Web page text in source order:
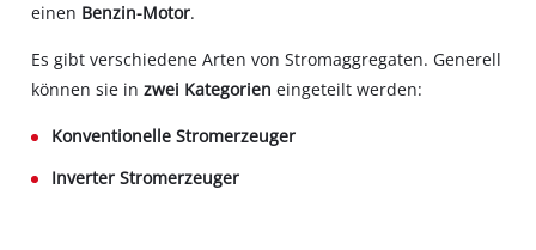
einen Benzin-Motor.
Es gibt verschiedene Arten von Stromaggregaten. Generell
können sie inzwei Kategorien eingeteilt werden:
Konventionelle Stromerzeuger
Inverter Stromerzeuger